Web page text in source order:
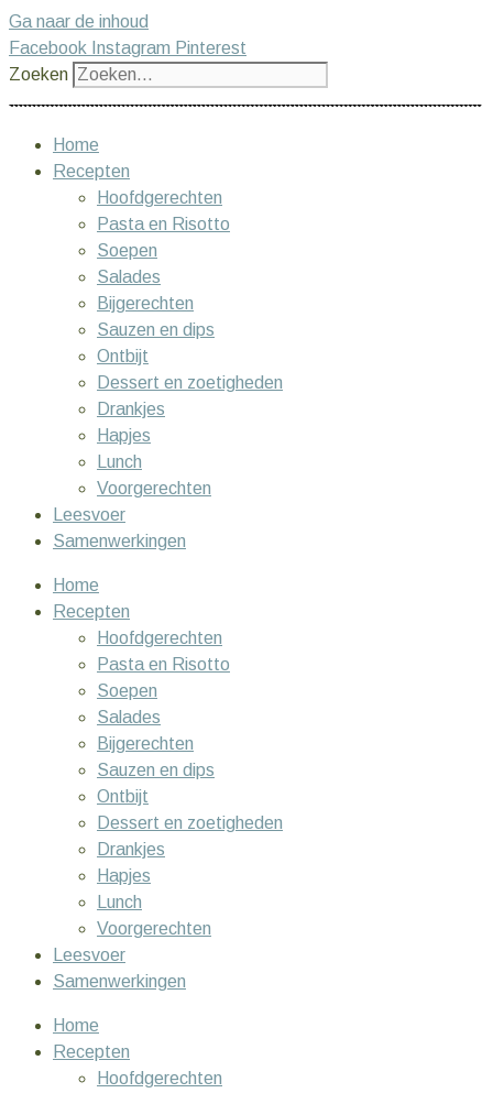
Ga naar de inhoud
Facebook Instagram Pinterest
Zoeken
Home
Recepten
Hoofdgerechten
Pasta en Risotto
Soepen
Salades
Bijgerechten
Sauzen en dips
Ontbijt
Dessert en zoetigheden
Drankjes
Hapjes
Lunch
Voorgerechten
Leesvoer
Samenwerkingen
Home
Recepten
Hoofdgerechten
Pasta en Risotto
Soepen
Salades
Bijgerechten
Sauzen en dips
Ontbijt
Dessert en zoetigheden
Drankjes
Hapjes
Lunch
Voorgerechten
Leesvoer
Samenwerkingen
Home
Recepten
Hoofdgerechten